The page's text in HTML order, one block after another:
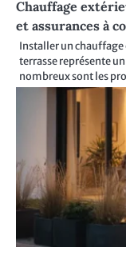
Chauffage
et assurances à
Installer un
terrasse représente
nombreux sont les